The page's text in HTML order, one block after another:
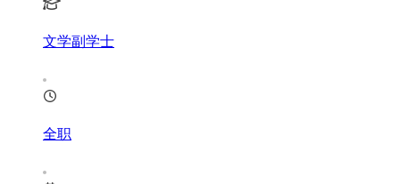
文学副学士
全职